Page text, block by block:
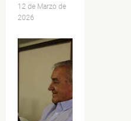
12 de Marzo de
2026